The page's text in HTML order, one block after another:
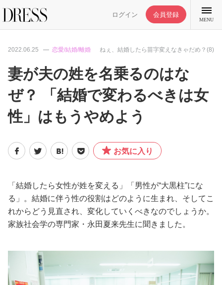
ログイン 会員登録
MENU
特集記事
DRESS部活
ライフスタイル
ファッション
恋愛/結婚/離婚
ワークスタイル
2022.06.25 恋愛/結婚/離婚 ねぇ、結婚したら苗字変えなきゃだめ？(8)
妻が夫の姓を名乗るのはな
ぜ？ 「結婚で変わるべきは女
性」はもうやめよう
お気に入り
「結婚したら女性が姓を変える」「男性が“大黒柱”にな
る」。結婚に伴う性の役割はどのように生まれ、そしてこ
れからどう見直され、変化していくべきなのでしょうか。
家族社会学の専門家・永田夏来先生に聞きました。